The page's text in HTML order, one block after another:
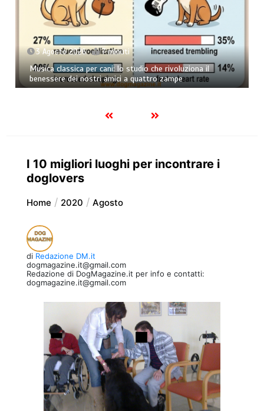
3 Agosto 2026 7 minuti
Musica classica per cani: lo studio che rivoluziona il
benessere dei nostri amici a quattro zampe
I 10 migliori luoghi per incontrare i
doglovers
Home 2020 Agosto
di Redazione DM.it
dogmagazine.it@gmail.com
Redazione di DogMagazine.it per info e contatti:
dogmagazine.it@gmail.com